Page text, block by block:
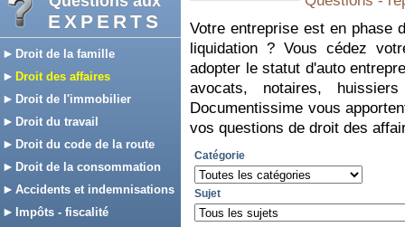
EXPERTS
Droit de la famille
Droit des affaires
Droit de l'immobilier
Droit du travail
Droit du code de la route
Droit de la consommation
Accidents et indemnisations
Impôts - fiscalité
Votre entreprise est en phase
liquidation ? Vous cédez
adopter le statut d'auto
avocats, notaires,
Documentissime vous
vos questions de droit des
Catégorie
Sujet